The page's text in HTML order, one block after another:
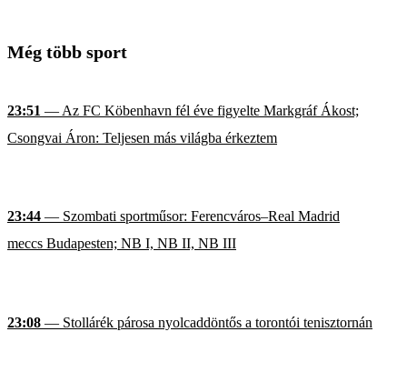
Még több sport
23:51 — Az FC Köbenhavn fél éve figyelte Markgráf Ákost;
Csongvai Áron: Teljesen más világba érkeztem
23:44 — Szombati sportműsor: Ferencváros–Real Madrid
meccs Budapesten; NB I, NB II, NB III
23:08 — Stollárék párosa nyolcaddöntős a torontói tenisztornán